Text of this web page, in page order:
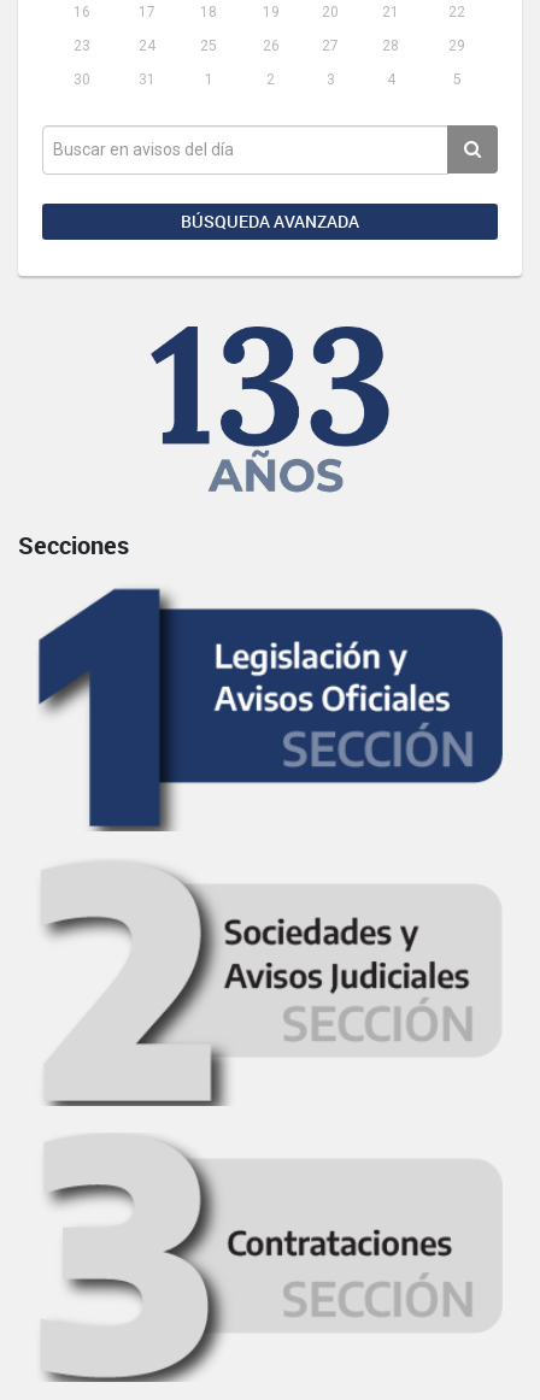
16
17 18 19 20 21
22
23
24 25 26 27 28
29
30
31 1 2 3 4 5
BÚSQUEDA AVANZADA
Secciones